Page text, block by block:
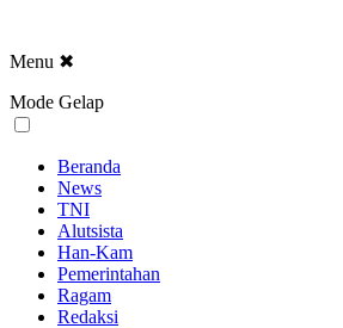
Menu ✖
Mode Gelap
Beranda
News
TNI
Alutsista
Han-Kam
Pemerintahan
Ragam
Redaksi